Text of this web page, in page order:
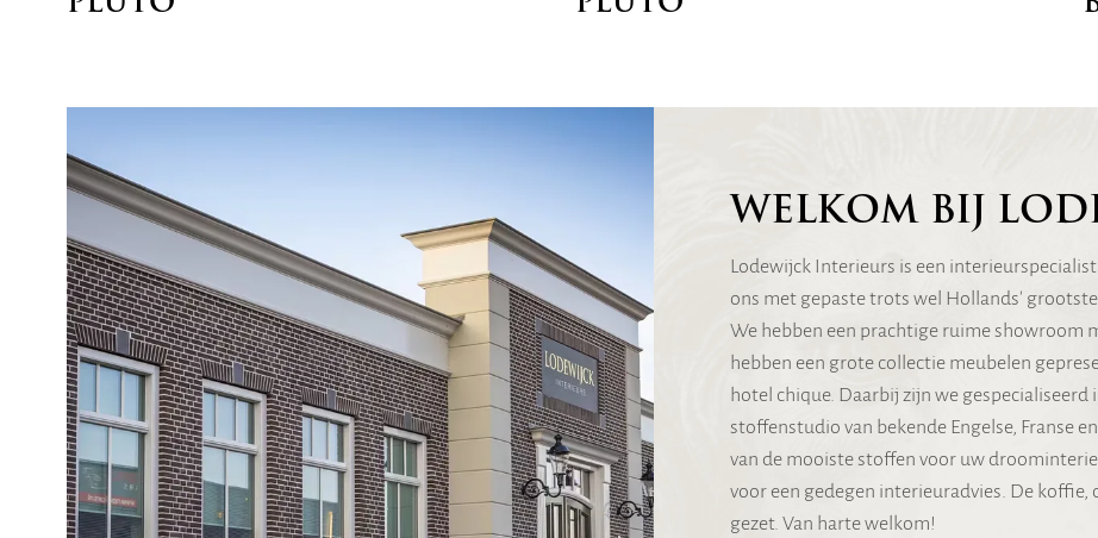
WELKOM BIJ
Lodewijck Interieurs is een
ons met gepaste trots wel Hollands'
We hebben een prachtige ruime showroom
hebben een grote collectie meubelen
hotel chique. Daarbij zijn we
stoffenstudio van bekende Engelse, Franse
van de mooiste stoffen voor uw
voor een gedegen interieuradvies. De
gezet. Van harte welkom!